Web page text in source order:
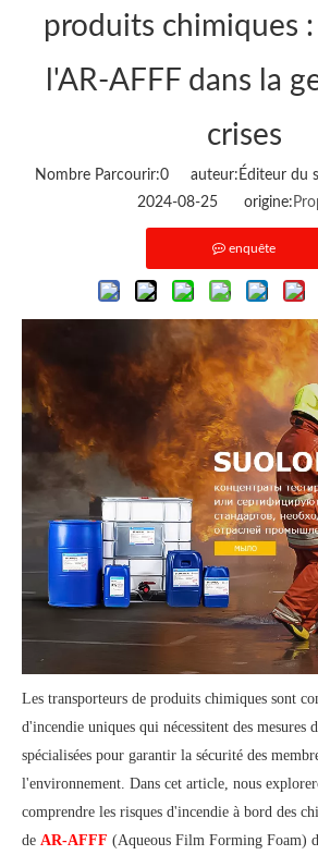
produits chimiques
l'AR-AFFF dans la
crises
Nombre Parcourir:0auteur:Éditeur du
2024-08-25 origine:
enquête
Les transporteurs de produits chimiques sont
d'incendie uniques qui nécessitent des mesures
spécialisées pour garantir la sécurité des
l'environnement. Dans cet article, nous
comprendre les risques d'incendie à bord des
de AR-AFFF (Aqueous Film Forming Foam)